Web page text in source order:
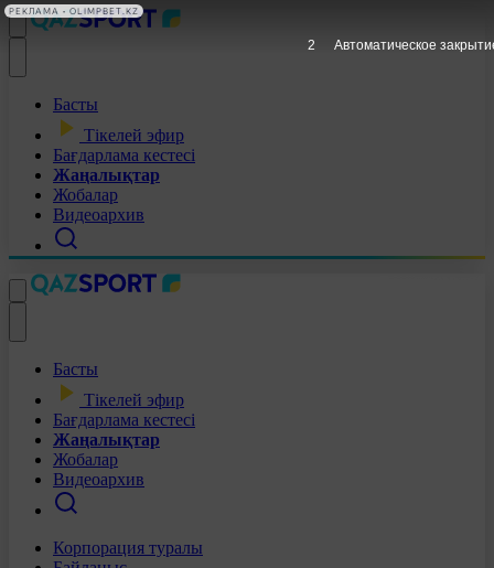
Басты
Тікелей эфир
Бағдарлама кестесі
Жаңалықтар
Жобалар
Видеоархив
Басты
Тікелей эфир
Бағдарлама кестесі
Жаңалықтар
Жобалар
Видеоархив
Корпорация туралы
1 Автоматическое
РЕКЛАМА • OLIMPBET.KZ